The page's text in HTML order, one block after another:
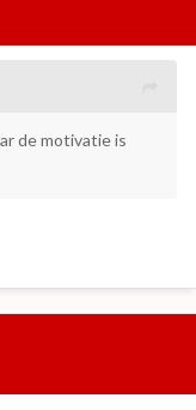
de motivatie is